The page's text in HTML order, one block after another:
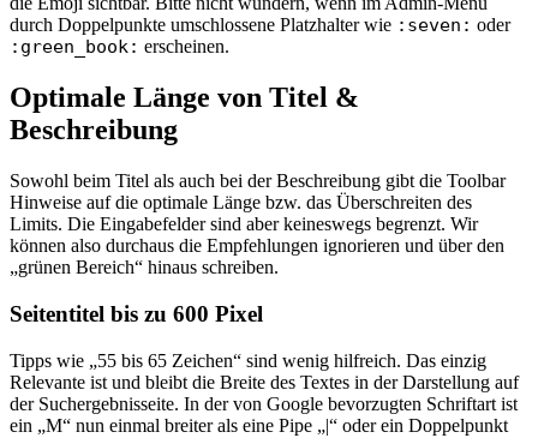
durch Doppelpunkte umschlossene Platzhalter wie :seven: oder
:green_book: erscheinen.
Optimale Länge von Titel &
Beschreibung
Sowohl beim Titel als auch bei der Beschreibung gibt die Toolbar
Hinweise auf die optimale Länge bzw. das Überschreiten des
Limits. Die Eingabefelder sind aber keineswegs begrenzt. Wir
können also durchaus die Empfehlungen ignorieren und über den
„grünen Bereich“ hinaus schreiben.
Seitentitel bis zu 600 Pixel
Tipps wie „55 bis 65 Zeichen“ sind wenig hilfreich. Das einzig
Relevante ist und bleibt die Breite des Textes in der Darstellung auf
der Suchergebnisseite. In der von Google bevorzugten Schriftart ist
ein „M“ nun einmal breiter als eine Pipe „|“ oder ein Doppelpunkt